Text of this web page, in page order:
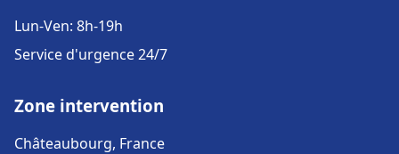
Lun-Ven: 8h-19h
Service d'urgence 24/7
Zone intervention
Châteaubourg, France